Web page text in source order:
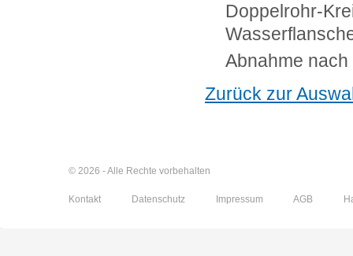
Doppelrohr-
Abnahme nach
Zurück zur
© 2026 - Alle Rechte vorbehalten
Kontakt Datenschutz Impressum AGB